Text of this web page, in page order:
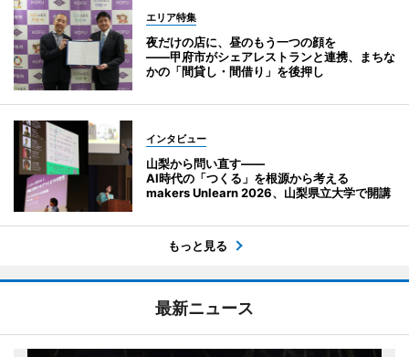
エリア特集
夜だけの店に、昼のもう一つの顔を
――甲府市がシェアレストランと連携、まちな
かの「間貸し・間借り」を後押し
インタビュー
山梨から問い直す――
AI時代の「つくる」を根源から考える
makers Unlearn 2026、山梨県立大学で開講
もっと見る
最新ニュース